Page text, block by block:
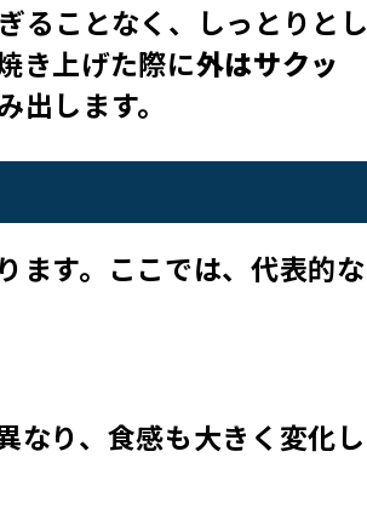
ることなく、しっとりとし
き上げた際に外はサクッ
出します。
ます。ここでは、代表的な
なり、食感も大きく変化し